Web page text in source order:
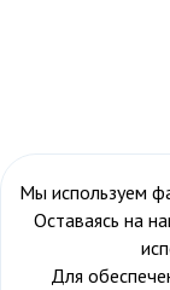
Мы используем
Оставаясь на
Для